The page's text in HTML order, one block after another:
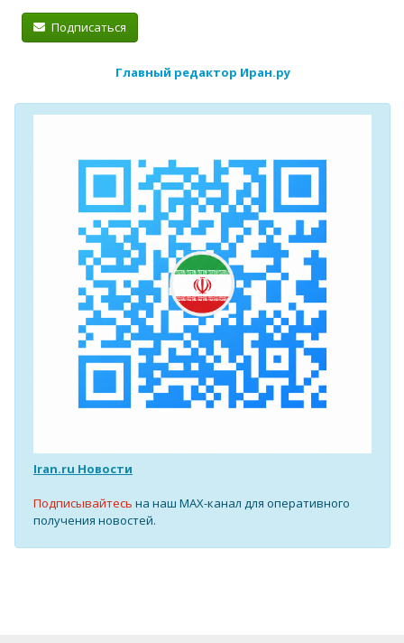
Подписаться
Главный редактор Иран.ру
Iran.ru Новости
Подписывайтесь на наш MAX-канал для оперативного
получения новостей.